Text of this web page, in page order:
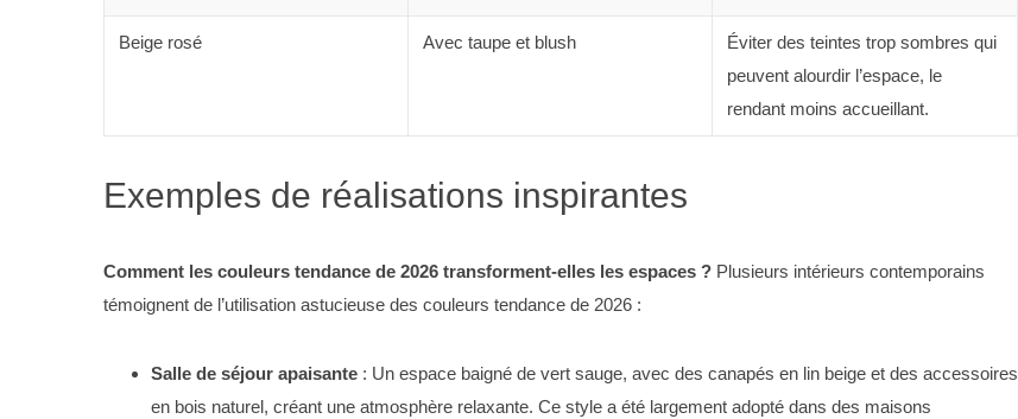
Beige rosé Avec taupe et blush
Éviter des teintes trop sombres qui
peuvent alourdir l’espace, le
rendant moins accueillant.
Exemples de réalisations inspirantes
Comment les couleurs tendance de 2026 transforment-elles les espaces ? Plusieurs intérieurs contemporains
témoignent de l’utilisation astucieuse des couleurs tendance de 2026 :
Salle de séjour apaisante : Un espace baigné de vert sauge, avec des canapés en lin beige et des accessoires
en bois naturel, créant une atmosphère relaxante. Ce style a été largement adopté dans des maisons